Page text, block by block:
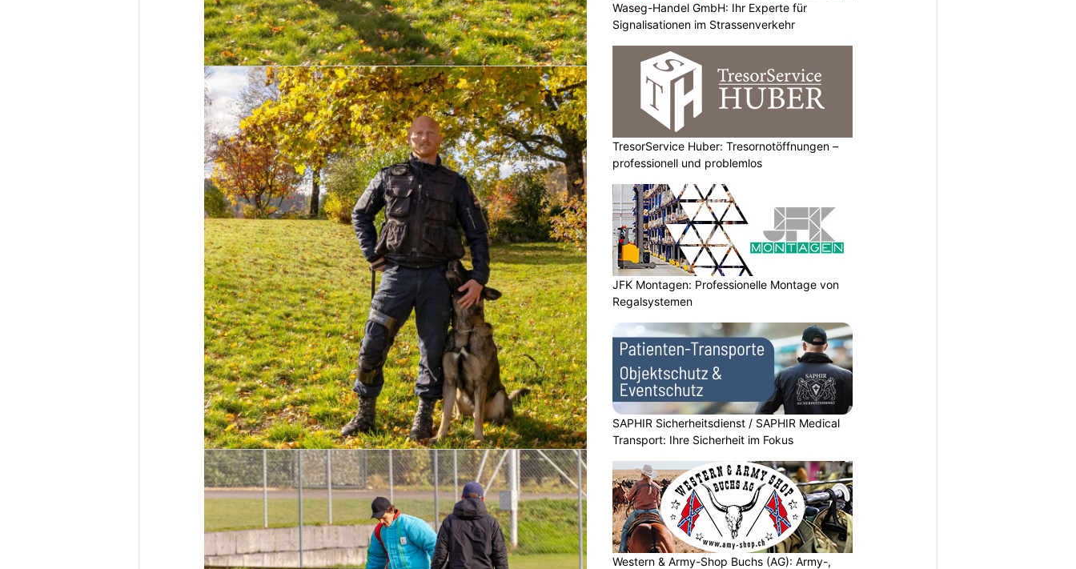
Waseg-Handel GmbH: Ihr Experte für
Signalisationen im Strassenverkehr
TresorService Huber: Tresornotöffnungen –
professionell und problemlos
JFK Montagen: Professionelle Montage von
Regalsystemen
SAPHIR Sicherheitsdienst / SAPHIR Medical
Transport: Ihre Sicherheit im Fokus
Western & Army-Shop Buchs (AG): Army-,